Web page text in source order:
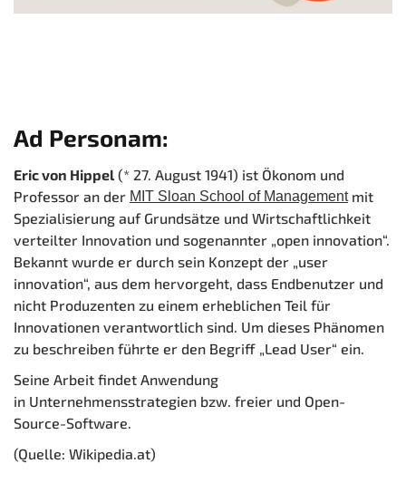
Ad Personam:
Eric von Hippel (* 27. August 1941) ist Ökonom und
Professor an der MIT Sloan School of Management mit
Spezialisierung auf Grundsätze und Wirtschaftlichkeit
verteilter Innovation und sogenannter „open innovation“.
Bekannt wurde er durch sein Konzept der „user
innovation“, aus dem hervorgeht, dass Endbenutzer und
nicht Produzenten zu einem erheblichen Teil für
Innovationen verantwortlich sind. Um dieses Phänomen
zu beschreiben führte er den Begriff „Lead User“ ein.
Seine Arbeit findet Anwendung
in Unternehmensstrategien bzw. freier und Open-
Source-Software.
(Quelle: Wikipedia.at)